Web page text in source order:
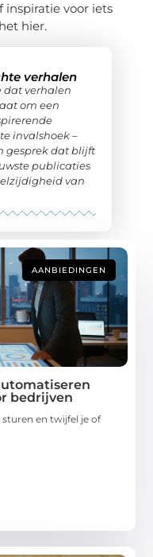
inspiratie voor iets
hier.
verhalen
dat verhalen
om een
invalshoek –
gesprek dat blijft
publicaties
van
AANBIEDINGEN
bedrijven
en twijfel je of